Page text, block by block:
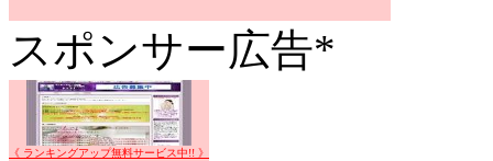
スポンサー広告*
《 ランキングアップ無料サービス中!! 》